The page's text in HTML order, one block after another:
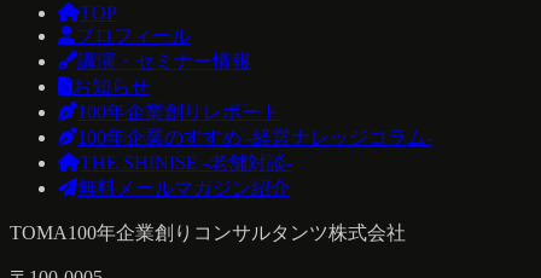
TOP
プロフィール
講演・セミナー情報
お知らせ
100年企業創りレポート
100年企業のすすめ -経営ナレッジコラム-
THE SHINISE -老舗対談-
無料メールマガジン紹介
TOMA100年企業創りコンサルタンツ株式会社